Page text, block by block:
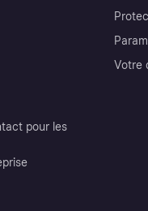
pour les
Votre